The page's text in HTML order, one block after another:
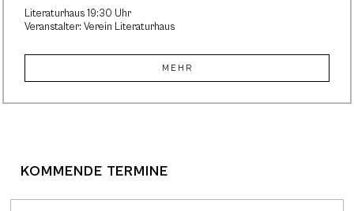
Literaturhaus 19:30 Uhr
Veranstalter: Verein Literaturhaus
MEHR
KOMMENDE TERMINE